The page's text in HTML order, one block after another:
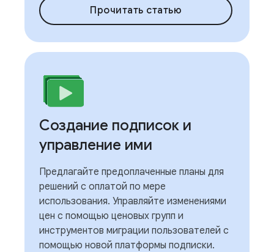
Прочитать статью
Создание подписок и
управление ими
Предлагайте предоплаченные планы для
решений с оплатой по мере
использования. Управляйте изменениями
цен с помощью ценовых групп и
инструментов миграции пользователей с
помощью новой платформы подписки.